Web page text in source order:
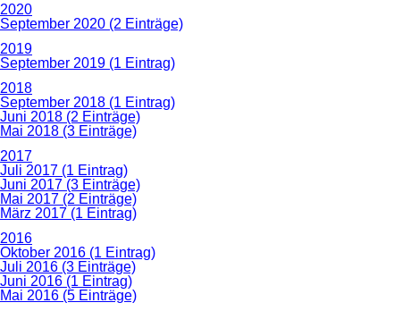
2020
September 2020 (2 Einträge)
2019
September 2019 (1 Eintrag)
2018
September 2018 (1 Eintrag)
Juni 2018 (2 Einträge)
Mai 2018 (3 Einträge)
2017
Juli 2017 (1 Eintrag)
Juni 2017 (3 Einträge)
Mai 2017 (2 Einträge)
März 2017 (1 Eintrag)
2016
Oktober 2016 (1 Eintrag)
Juli 2016 (3 Einträge)
Juni 2016 (1 Eintrag)
Mai 2016 (5 Einträge)